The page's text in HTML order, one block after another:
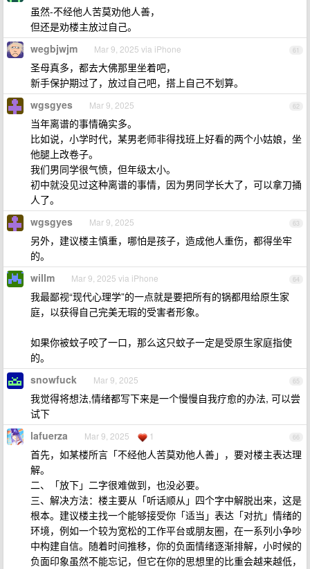
虽然-不经他人苦莫劝他人善，
但还是劝楼主放过自己。
61
wegbjwjm Mar 9, 2025 via iPhone
圣母真多，都去大佛那里坐着吧，
新手保护期过了，放过自己吧，搭上自己不划算。
62
wgsgyes Mar 9, 2025
当年离谱的事情确实多。
比如说，小学时代，某男老师非得找班上好看的两个小姑娘，坐
他腿上改卷子。
我们男同学很气愤，但年级太小。
初中就没见过这种离谱的事情，因为男同学长大了，可以拿刀捅
人了。
63
wgsgyes Mar 9, 2025
另外，建议楼主慎重，哪怕是孩子，造成他人重伤，都得坐牢
的。
64
willm Mar 9, 2025 via iPhone
我最鄙视“现代心理学”的一点就是要把所有的锅都甩给原生家
庭，以获得自己完美无瑕的受害者形象。
如果你被蚊子咬了一口，那么这只蚊子一定是受原生家庭指使
的。
65
snowfuck Mar 9, 2025
我觉得将想法,情绪都写下来是一个慢慢自我疗愈的办法, 可以尝
试下
66
lafuerza Mar 9, 2025 1
首先，如某楼所言「不经他人苦莫劝他人善」，要对楼主表达理
解。
二、「放下」二字很难做到，也没必要。
三、解决方法：楼主要从「听话顺从」四个字中解脱出来，这是
根本。建议楼主找一个能够接受你「适当」表达「对抗」情绪的
环境，例如一个较为宽松的工作平台或朋友圈，在一系列小争吵
中构建自信。随着时间推移，你的负面情绪逐渐排解，小时候的
负面印象虽然不能忘记，但它在你的思想里的比重会越来越低，